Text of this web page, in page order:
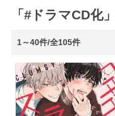
「#ドラマCD化
1～40件/全105件